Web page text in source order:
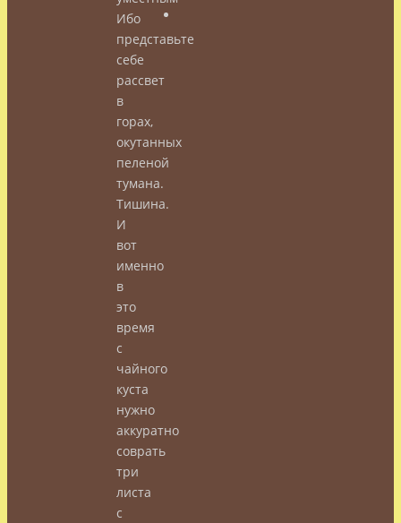
Ибо
представьте
себе
рассвет
в
горах,
окутанных
пеленой
тумана.
Тишина.
И
вот
именно
в
это
время
с
чайного
куста
нужно
аккуратно
соврать
три
листа
с